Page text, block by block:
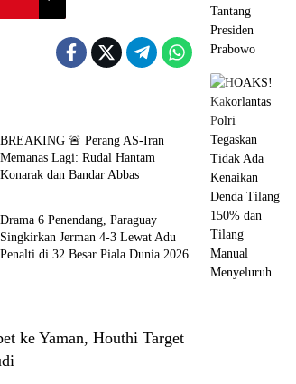
BREAKING 🚨 Perang AS-Iran
Memanas Lagi: Rudal Hantam
Konarak dan Bandar Abbas
Drama 6 Penendang, Paraguay
Singkirkan Jerman 4-3 Lewat Adu
Penalti di 32 Besar Piala Dunia 2026
ke Yaman, Houthi Target